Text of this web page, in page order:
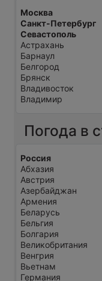
Москва
Санкт-Петербург
Севастополь
Астрахань
Барнаул
Белгород
Брянск
Владивосток
Владимир
Погода в
Россия
Абхазия
Австрия
Азербайджан
Армения
Беларусь
Бельгия
Болгария
Великобритания
Венгрия
Вьетнам
Германия